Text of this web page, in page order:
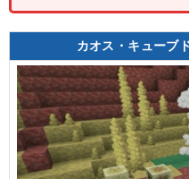
カオス・キューブ